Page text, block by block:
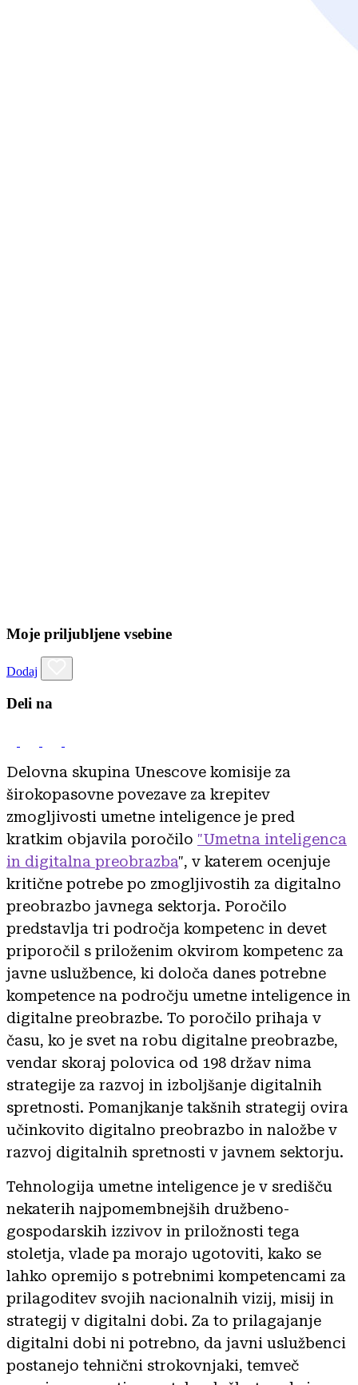
Moje priljubljene vsebine
Dodaj
Deli na
Delovna skupina Unescove komisije za
širokopasovne povezave za krepitev
zmogljivosti umetne inteligence je pred
kratkim objavila poročilo "Umetna inteligenca
in digitalna preobrazba", v katerem ocenjuje
kritične potrebe po zmogljivostih za digitalno
preobrazbo javnega sektorja. Poročilo
predstavlja tri področja kompetenc in devet
priporočil s priloženim okvirom kompetenc za
javne uslužbence, ki določa danes potrebne
kompetence na področju umetne inteligence in
digitalne preobrazbe. To poročilo prihaja v
času, ko je svet na robu digitalne preobrazbe,
vendar skoraj polovica od 198 držav nima
strategije za razvoj in izboljšanje digitalnih
spretnosti. Pomanjkanje takšnih strategij ovira
učinkovito digitalno preobrazbo in naložbe v
razvoj digitalnih spretnosti v javnem sektorju.
Tehnologija umetne inteligence je v središču
nekaterih najpomembnejših družbeno-
gospodarskih izzivov in priložnosti tega
stoletja, vlade pa morajo ugotoviti, kako se
lahko opremijo s potrebnimi kompetencami za
prilagoditev svojih nacionalnih vizij, misij in
strategij v digitalni dobi. Za to prilagajanje
digitalni dobi ni potrebno, da javni uslužbenci
postanejo tehnični strokovnjaki, temveč